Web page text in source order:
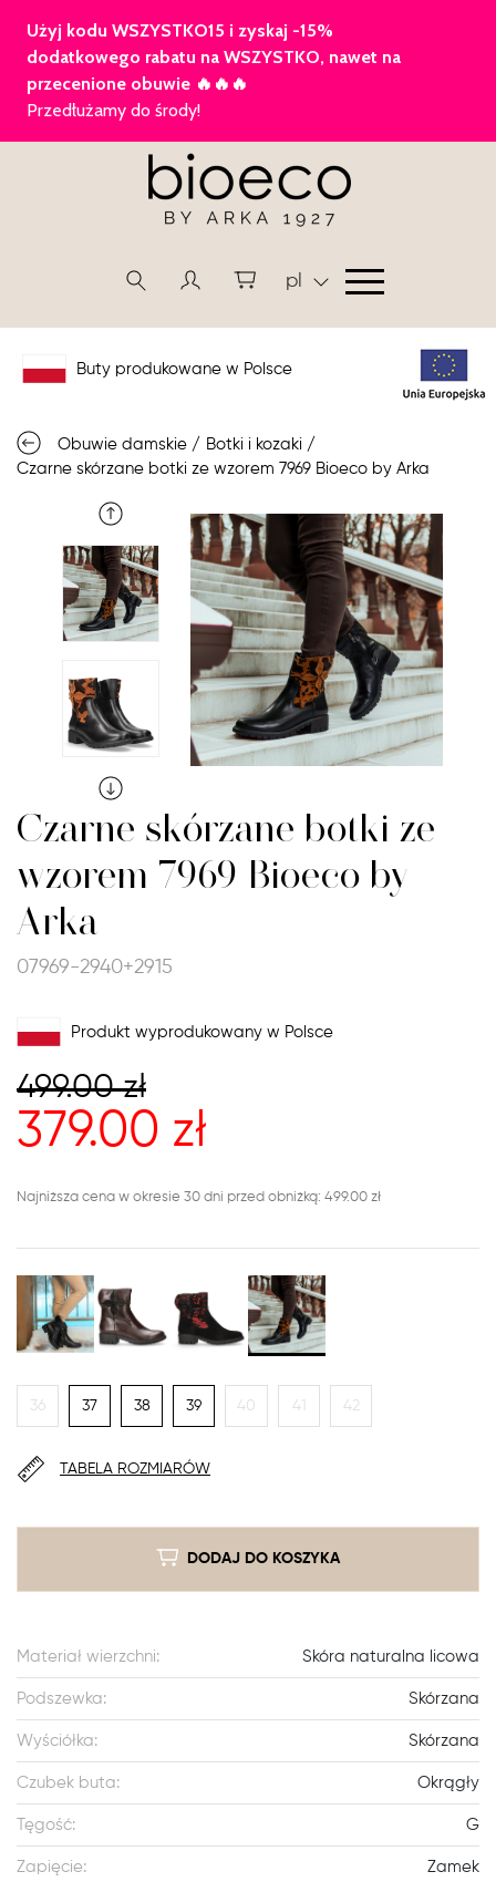
pl
Buty produkowane w Polsce
Obuwie damskie / Botki i kozaki /
Czarne skórzane botki ze wzorem 7969 Bioeco by Arka
Czarne skórzane botki ze
wzorem 7969 Bioeco by
Arka
07969-2940+2915
Produkt wyprodukowany w Polsce
499.00zł
379.00 zł
Najniższa cena w okresie 30 dni przed obniżką: 499.00 zł
36 37 38 39 40 41 42
TABELA ROZMIARÓW
DODAJ DO KOSZYKA
Materiał wierzchni: Skóra naturalna licowa
Podszewka: Skórzana
Wyściółka: Skórzana
Czubek buta: Okrągły
Tęgość: G
Zapięcie: Zamek